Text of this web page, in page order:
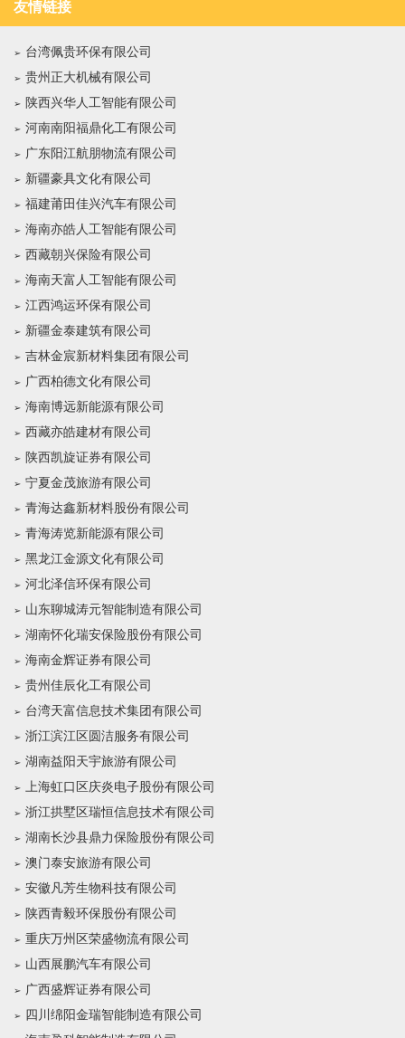
友情链接
台湾佩贵环保有限公司
贵州正大机械有限公司
陕西兴华人工智能有限公司
河南南阳福鼎化工有限公司
广东阳江航朋物流有限公司
新疆豪具文化有限公司
福建莆田佳兴汽车有限公司
海南亦皓人工智能有限公司
西藏朝兴保险有限公司
海南天富人工智能有限公司
江西鸿运环保有限公司
新疆金泰建筑有限公司
吉林金宸新材料集团有限公司
广西柏德文化有限公司
海南博远新能源有限公司
西藏亦皓建材有限公司
陕西凯旋证券有限公司
宁夏金茂旅游有限公司
青海达鑫新材料股份有限公司
青海涛览新能源有限公司
黑龙江金源文化有限公司
河北泽信环保有限公司
山东聊城涛元智能制造有限公司
湖南怀化瑞安保险股份有限公司
海南金辉证券有限公司
贵州佳辰化工有限公司
台湾天富信息技术集团有限公司
浙江滨江区圆洁服务有限公司
湖南益阳天宇旅游有限公司
上海虹口区庆炎电子股份有限公司
浙江拱墅区瑞恒信息技术有限公司
湖南长沙县鼎力保险股份有限公司
澳门泰安旅游有限公司
安徽凡芳生物科技有限公司
陕西青毅环保股份有限公司
重庆万州区荣盛物流有限公司
山西展鹏汽车有限公司
广西盛辉证券有限公司
四川绵阳金瑞智能制造有限公司